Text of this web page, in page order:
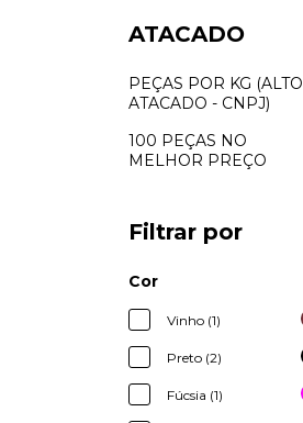
ATACADO
PEÇAS POR KG (ALTO
ATACADO - CNPJ)
100 PEÇAS NO
MELHOR PREÇO
Filtrar por
Cor
Vinho (1)
Preto (2)
Fúcsia (1)